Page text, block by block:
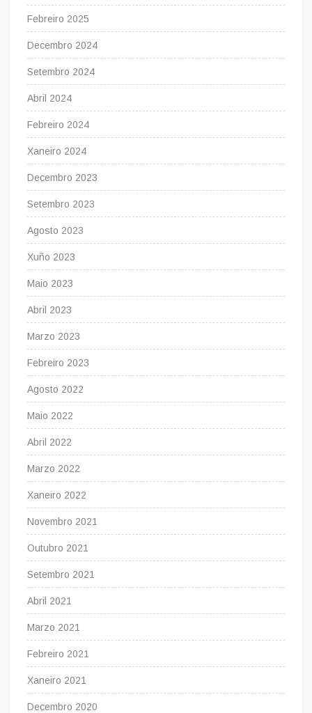
Febreiro 2025
Decembro 2024
Setembro 2024
Abril 2024
Febreiro 2024
Xaneiro 2024
Decembro 2023
Setembro 2023
Agosto 2023
Xuño 2023
Maio 2023
Abril 2023
Marzo 2023
Febreiro 2023
Agosto 2022
Maio 2022
Abril 2022
Marzo 2022
Xaneiro 2022
Novembro 2021
Outubro 2021
Setembro 2021
Abril 2021
Marzo 2021
Febreiro 2021
Xaneiro 2021
Decembro 2020